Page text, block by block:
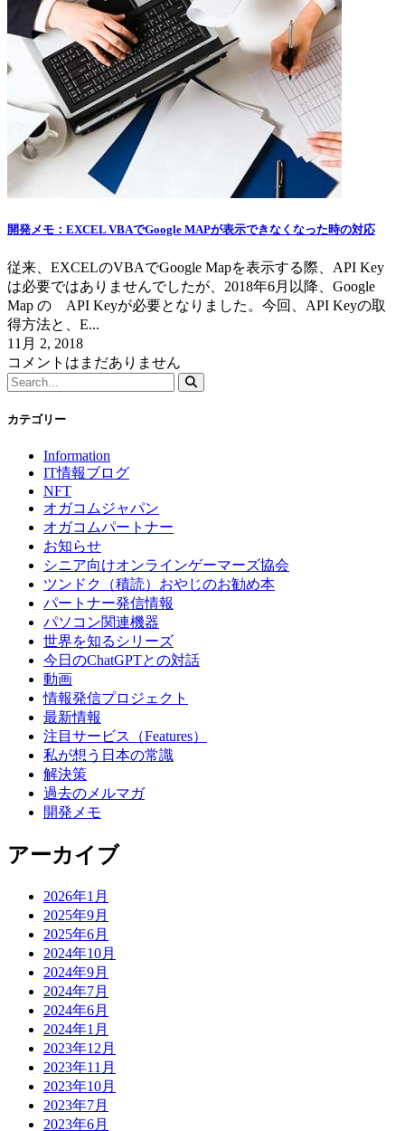
開発メモ：EXCEL VBAでGoogle MAPが表示できなくなった時の対応
従来、EXCELのVBAでGoogle Mapを表示する際、API Key
は必要ではありませんでしたが、2018年6月以降、Google
Map の API Keyが必要となりました。今回、API Keyの取
得方法と、E...
11月 2, 2018
コメントはまだありません
カテゴリー
Information
IT情報ブログ
NFT
オガコムジャパン
オガコムパートナー
お知らせ
シニア向けオンラインゲーマーズ協会
ツンドク（積読）おやじのお勧め本
パートナー発信情報
パソコン関連機器
世界を知るシリーズ
今日のChatGPTとの対話
動画
情報発信プロジェクト
最新情報
注目サービス（Features）
私が想う日本の常識
解決策
過去のメルマガ
開発メモ
アーカイブ
2026年1月
2025年9月
2025年6月
2024年10月
2024年9月
2024年7月
2024年6月
2024年1月
2023年12月
2023年11月
2023年10月
2023年7月
2023年6月